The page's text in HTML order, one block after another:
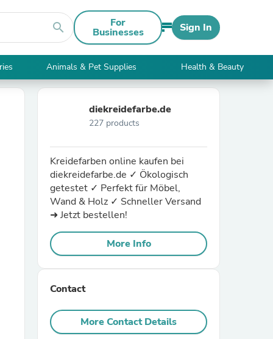
search For
Businesses Sign In
Animals & Pet Supplies Health & Beauty
diekreidefarbe.de
227 products
Kreidefarben online kaufen bei
diekreidefarbe.de ✓ Ökologisch
getestet ✓ Perfekt für Möbel,
Wand & Holz ✓ Schneller Versand
➜ Jetzt bestellen!
More Info
Contact
More Contact Details